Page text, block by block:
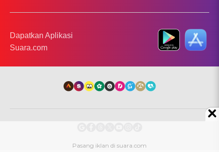
Dapatkan Aplikasi
Suara.com